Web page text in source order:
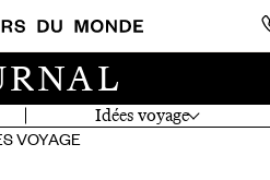
Idées voyage
VOYAGE